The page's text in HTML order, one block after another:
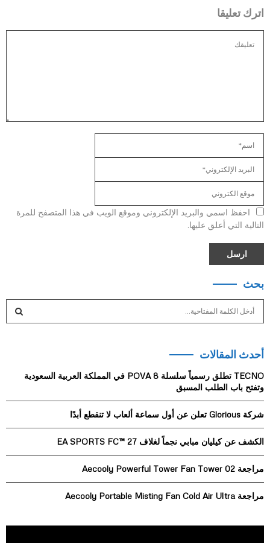
اترك تعليقا
احفظ اسمي والبريد الإلكتروني وموقع الويب في هذا المتصفح للمرة
التالية التي أعلق عليها.
بحث
c
f
o
:
C
H
أحدث المقالات
TECNO تطلق رسمياً سلسلة POVA 8 في المملكة العربية السعودية
وتفتح باب الطلب المسبق
شركة Glorious تعلن عن أول سماعة ألعاب لا تنقطع أبدًا
الكشف عن كيليان مبابي نجماً لغلاف EA SPORTS FC™ 27
مراجعة Aecooly Powerful Tower Fan Tower 02
مراجعة Aecooly Portable Misting Fan Cold Air Ultra